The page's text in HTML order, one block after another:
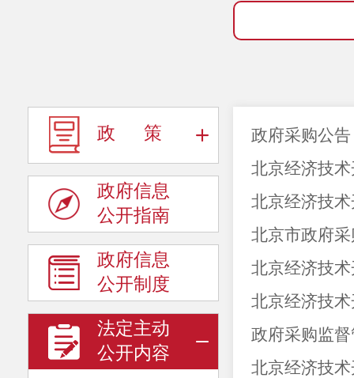
政 策
政府信息
公开指南
政府信息
公开制度
法定主动
公开内容
政府采购公告
北京经济技
北京经济技
北京市政府
北京经济技
北京经济技
政府采购监
北京经济技